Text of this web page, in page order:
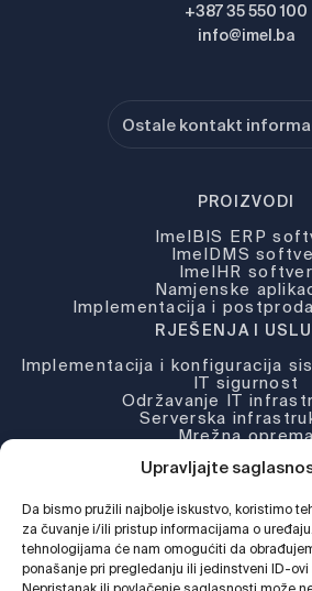
Upravljajte
Da bismo pružili najbolje iskustvo, koristimo
za čuvanje i/ili pristup informacijama o
tehnologijama će nam omogućiti da
ponašanje pri pregledanju ili jedinstveni ID-ovi
+387 35 550 100
info@imel.ba
Ostale kontakt
PROIZVODI
ImelBIS ERP
ImelDMS
ImelHR softver
Namjenske
Implementacija i
RJEŠENJA I
Implementacija i konfiguracija
IT sigurnost
Održavanje IT
Serverska
Mrežna
KOMPANIJA
O nama
Novosti
Djelatnosti
Podrška
Web Shop